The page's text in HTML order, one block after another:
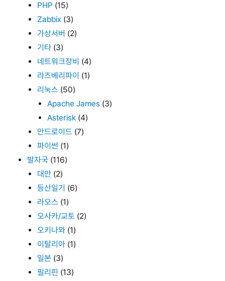
PHP (15)
Zabbix (3)
가상서버 (2)
기타 (3)
네트워크장비 (4)
라즈베리파이 (1)
리눅스 (50)
Apache James (3)
Asterisk (4)
안드로이드 (7)
파이썬 (1)
발자국 (116)
대만 (2)
등산일기 (6)
라오스 (1)
오사카/교토 (2)
오키나와 (1)
이탈리아 (1)
일본 (3)
필리핀 (13)